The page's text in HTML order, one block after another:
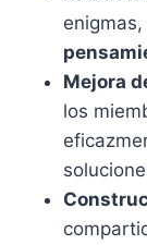
Mejora
los